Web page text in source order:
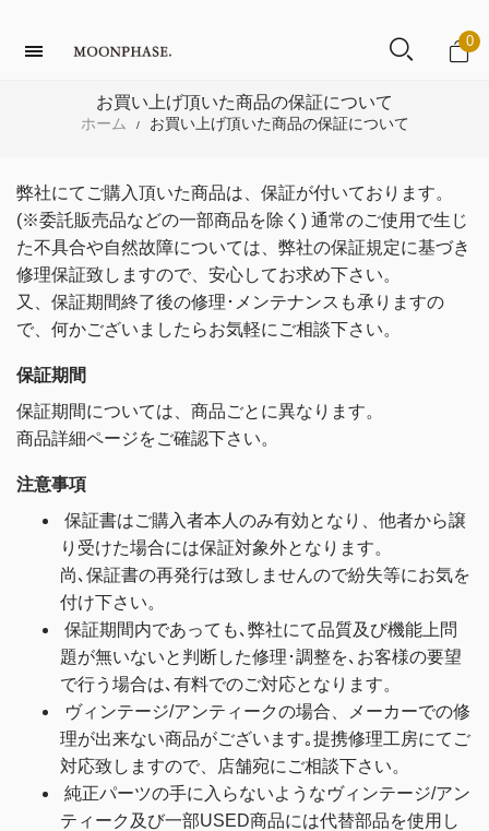
0
お買い上げ頂いた商品の保証について
ホーム / お買い上げ頂いた商品の保証について
弊社にてご購入頂いた商品は、保証が付いております。
(※委託販売品などの一部商品を除く) 通常のご使用で生じ
た不具合や自然故障については、弊社の保証規定に基づき
修理保証致しますので、安心してお求め下さい。
又、保証期間終了後の修理･メンテナンスも承りますの
で、何かございましたらお気軽にご相談下さい。
保証期間
保証期間については、商品ごとに異なります。
商品詳細ページをご確認下さい。
注意事項
保証書はご購入者本人のみ有効となり、他者から譲
り受けた場合には保証対象外となります。
尚､保証書の再発行は致しませんので紛失等にお気を
付け下さい。
保証期間内であっても､弊社にて品質及び機能上問
題が無いないと判断した修理･調整を､お客様の要望
で行う場合は､有料でのご対応となります。
ヴィンテージ/アンティークの場合、メーカーでの修
理が出来ない商品がございます｡提携修理工房にてご
対応致しますので、店舗宛にご相談下さい。
純正パーツの手に入らないようなヴィンテージ/アン
ティーク及び一部USED商品には代替部品を使用し